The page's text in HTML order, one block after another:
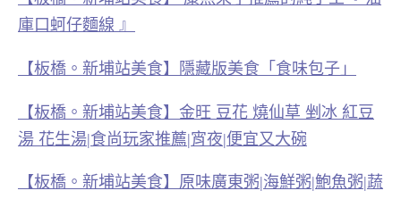
庫口蚵仔麵線 』
【板橋。新埔站美食】隱藏版美食「食味包子」
【板橋。新埔站美食】金旺 豆花 燒仙草 剉冰 紅豆
湯 花生湯|食尚玩家推薦|宵夜|便宜又大碗
【板橋。新埔站美食】原味廣東粥|海鮮粥|鮑魚粥|蔬